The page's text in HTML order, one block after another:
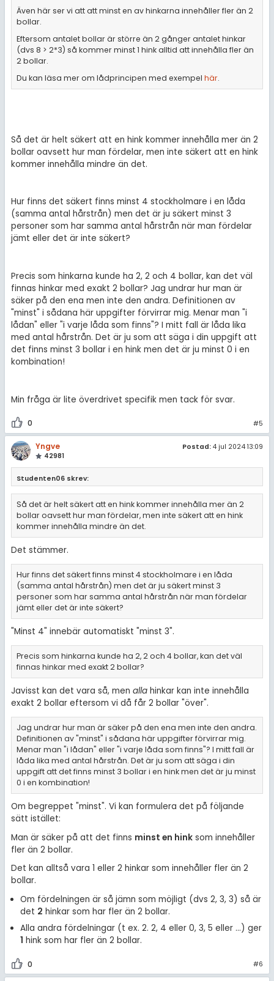
Även här ser vi att att minst en av hinkarna innehåller fler än 2
bollar.
Eftersom antalet bollar är större än 2 gånger antalet hinkar
(dvs 8 > 2*3) så kommer minst 1 hink alltid att innehålla fler än
2 bollar.
Du kan läsa mer om lådprincipen med exempel här.
Så det är helt säkert att en hink kommer innehålla mer än 2
bollar oavsett hur man fördelar, men inte säkert att en hink
kommer innehålla mindre än det.
Hur finns det säkert finns minst 4 stockholmare i en låda
(samma antal hårstrån) men det är ju säkert minst 3
personer som har samma antal hårstrån när man fördelar
jämt eller det är inte säkert?
Precis som hinkarna kunde ha 2, 2 och 4 bollar, kan det väl
finnas hinkar med exakt 2 bollar? Jag undrar hur man är
säker på den ena men inte den andra. Definitionen av
"minst" i sådana här uppgifter förvirrar mig. Menar man "i
lådan" eller "i varje låda som finns"? I mitt fall är låda lika
med antal hårstrån. Det är ju som att säga i din uppgift att
det finns minst 3 bollar i en hink men det är ju minst 0 i en
kombination!
Min fråga är lite överdrivet specifik men tack för svar.
0 #5
Yngve
42981
Postad: 4 jul 2024 13:09
Studenten06 skrev:
Så det är helt säkert att en hink kommer innehålla mer än 2
bollar oavsett hur man fördelar, men inte säkert att en hink
kommer innehålla mindre än det.
Det stämmer.
Hur finns det säkert finns minst 4 stockholmare i en låda
(samma antal hårstrån) men det är ju säkert minst 3
personer som har samma antal hårstrån när man fördelar
jämt eller det är inte säkert?
"Minst 4" innebär automatiskt "minst 3".
Precis som hinkarna kunde ha 2, 2 och 4 bollar, kan det väl
finnas hinkar med exakt 2 bollar?
Javisst kan det vara så, men allahinkar kan inte innehålla
exakt 2 bollar eftersom vi då får 2 bollar "över".
Jag undrar hur man är säker på den ena men inte den andra.
Definitionen av "minst" i sådana här uppgifter förvirrar mig.
Menar man "i lådan" eller "i varje låda som finns"? I mitt fall är
låda lika med antal hårstrån. Det är ju som att säga i din
uppgift att det finns minst 3 bollar i en hink men det är ju minst
0 i en kombination!
Om begreppet "minst". Vi kan formulera det på följande
sätt istället:
Man är säker på att det finns minst en hinksom innehåller
fler än 2 bollar.
Det kan alltså vara 1 eller 2 hinkar som innehåller fler än 2
bollar.
Om fördelningen är så jämn som möjligt (dvs 2, 3, 3) så är
det 2 hinkar som har fler än 2 bollar.
Alla andra fördelningar (t ex. 2. 2, 4 eller 0, 3, 5 eller ...) ger
1 hink som har fler än 2 bollar.
0 #6